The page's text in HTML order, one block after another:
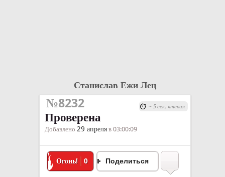
Станислав Ежи Лец
№8232
Проверена
Добавлено 29 апреля в 03:00:09
Огонь! 0 Поделиться
~ 5 сек. чтения